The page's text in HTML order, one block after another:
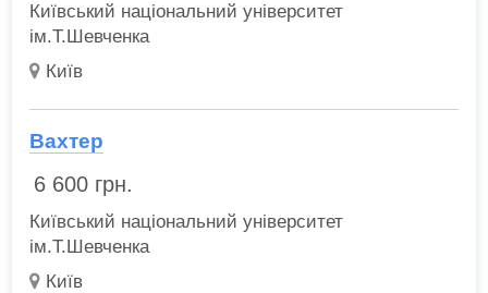
Київський національний університет
ім.Т.Шевченка
Київ
Вахтер
6 600 грн.
Київський національний університет
ім.Т.Шевченка
Київ